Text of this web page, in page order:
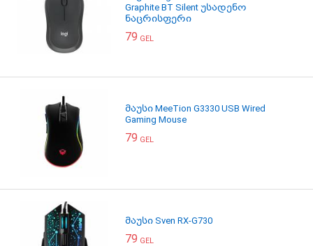
Graphite BT Silent უსადენო
ნაცრისფერი
79 GEL
მაუსი MeeTion G3330 USB Wired
Gaming Mouse
79 GEL
მაუსი Sven RX-G730
79 GEL